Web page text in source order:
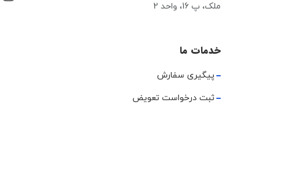
ملک، پ 16، واحد 2
خدمات ما
پیگیری سفارش
ثبت درخواست تعویض